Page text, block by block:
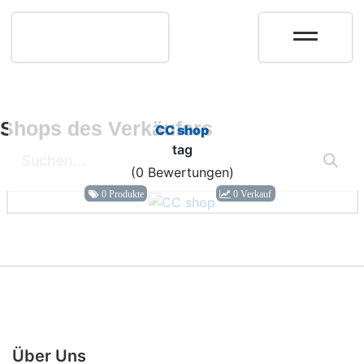
Shops des Verkäufers
CC shop
tag
(0 Bewertungen)
0 Produkte 0 Verkauf
Über Uns